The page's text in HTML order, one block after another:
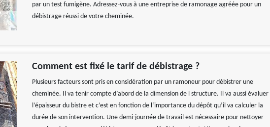
par un test fumigène. Adressez-vous à une entreprise de ramonage agréée pour un
débistrage réussi de votre cheminée.
Comment est fixé le tarif de débistrage ?
Plusieurs facteurs sont pris en considération par un ramoneur pour débistrer une
cheminée. Il va tenir compte d’abord de la dimension de l structure. Il va aussi évaluer
l’épaisseur du bistre et c’est en fonction de l‘importance du dépôt qu’il va calculer la
durée de son intervention. Une demi-journée de travail est nécessaire pour nettoyer